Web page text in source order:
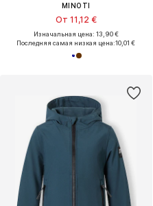
MINOTI
От 11,12 €
Изначальная цена: 13,90 €
Последняя самая низкая цена:10,01 €